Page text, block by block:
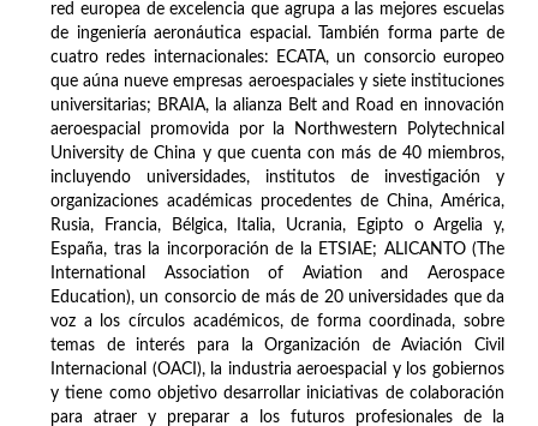
red europea de excelencia que agrupa a las mejores escuelas
de ingeniería aeronáutica espacial. También forma parte de
cuatro redes internacionales: ECATA, un consorcio europeo
que aúna nueve empresas aeroespaciales y siete instituciones
universitarias; BRAIA, la alianza Belt and Road en innovación
aeroespacial promovida por la Northwestern Polytechnical
University de China y que cuenta con más de 40 miembros,
incluyendo universidades, institutos de investigación y
organizaciones académicas procedentes de China, América,
Rusia, Francia, Bélgica, Italia, Ucrania, Egipto o Argelia y,
España, tras la incorporación de la ETSIAE; ALICANTO (The
International Association of Aviation and Aerospace
Education), un consorcio de más de 20 universidades que da
voz a los círculos académicos, de forma coordinada, sobre
temas de interés para la Organización de Aviación Civil
Internacional (OACI), la industria aeroespacial y los gobiernos
y tiene como objetivo desarrollar iniciativas de colaboración
para atraer y preparar a los futuros profesionales de la